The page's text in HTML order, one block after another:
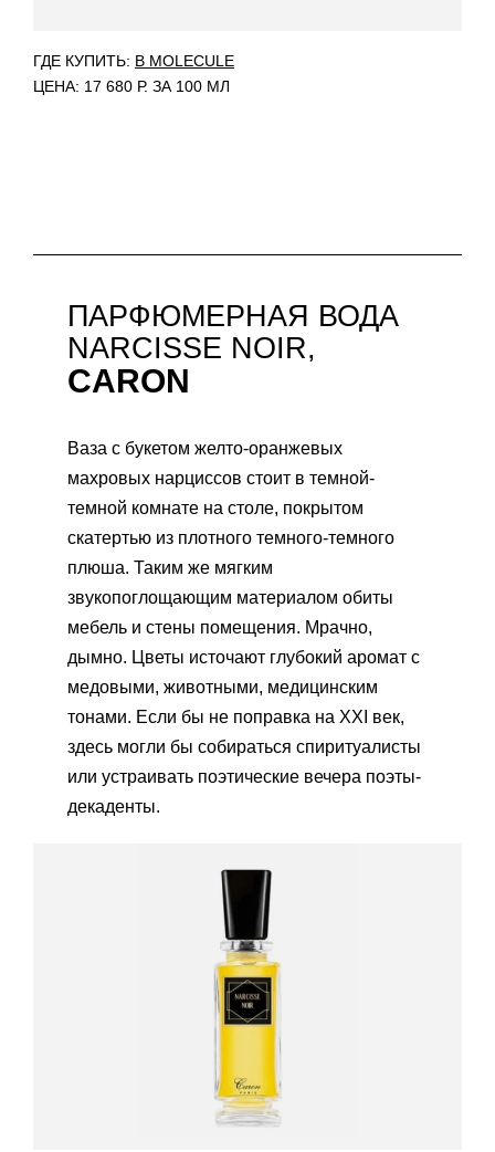
ГДЕ КУПИТЬ: В MOLECULE
ЦЕНА: 17 680 Р. ЗА 100 МЛ
ПАРФЮМЕРНАЯ ВОДА
NARCISSE NOIR,
CARON
Ваза с букетом желто-оранжевых
махровых нарциссов стоит в темной-
темной комнате на столе, покрытом
скатертью из плотного темного-темного
плюша. Таким же мягким
звукопоглощающим материалом обиты
мебель и стены помещения. Мрачно,
дымно. Цветы источают глубокий аромат с
медовыми, животными, медицинским
тонами. Если бы не поправка на XXI век,
здесь могли бы собираться спиритуалисты
или устраивать поэтические вечера поэты-
декаденты.